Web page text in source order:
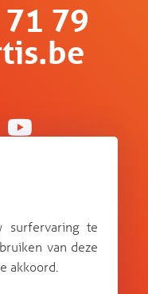
79
D bus 33
surfervaring te
van deze
akkoord.